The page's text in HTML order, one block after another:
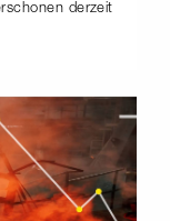
derzeit